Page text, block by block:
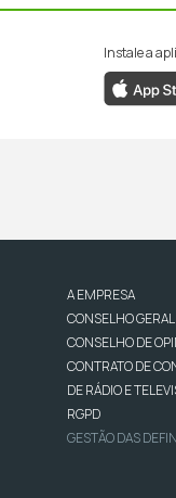
Instale a
A EMPRESA
CONSELHO
CONSELHO DE
CONTRATO DE
DE RÁDIO E
RGPD
GESTÃO DAS